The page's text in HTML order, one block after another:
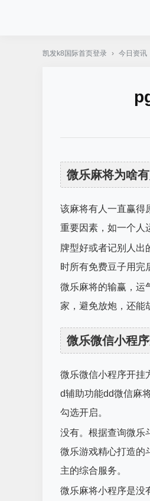
凯发k8国际首页登录 › 今日资讯
微乐麻将为啥
该麻将有人一直赢得
重要因素，如一个人
牌型好或者记别人出
时所有免费豆子用完
微乐麻将的输赢，运
家，避免放炮，还能
微乐微信小程
微乐微信小程序开挂
d辅助功能dd微信麻
勾选开启。
没有。根据查询微乐
微乐游戏精心打造的
主的综合服务。
微乐麻将小程序是没